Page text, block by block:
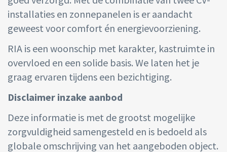
installaties en zonnepanelen is er aandacht
geweest voor comfort én energievoorziening.
RIA is een woonschip met karakter, kastruimte in
overvloed en een solide basis. We laten het je
graag ervaren tijdens een bezichtiging.
Disclaimer inzake aanbod
Deze informatie is met de grootst mogelijke
zorgvuldigheid samengesteld en is bedoeld als
globale omschrijving van het aangeboden object.